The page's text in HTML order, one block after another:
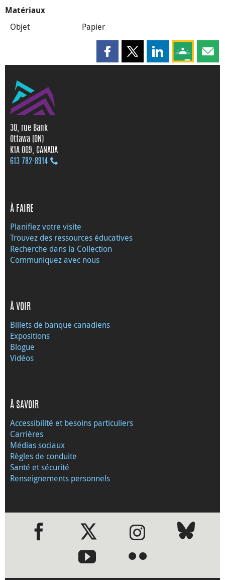
Matériaux
Objet Papier
Partager cette page sur
Partager cette page sur X
Partager cette
Partagez
30, rue Bank
Ottawa (ON)
K1A 0G9, CANADA
613 782‑8914
À FAIRE
Planifiez votre visite
Trouvez des ressources éducatives
Recherche dans la Collection
Communiquez avec nous
À VOIR
Billets de banque canadiens
Expositions
Blogue
Vidéos
À SAVOIR
Accessibilité et besoins particuliers
Carrières
Médias sociaux
Règles de conduite
Santé et sécurité
Renseignements personnels
●●